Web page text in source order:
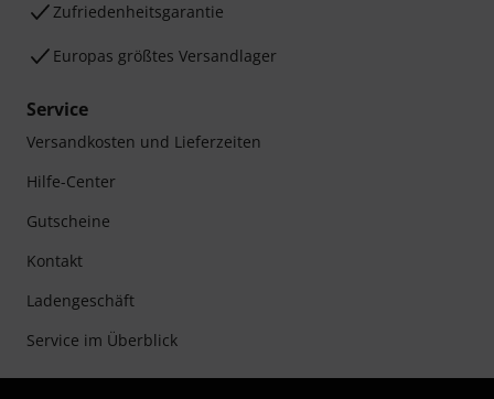
Zufriedenheitsgarantie
Europas größtes Versandlager
Service
Versandkosten und Lieferzeiten
Hilfe-Center
Gutscheine
Kontakt
Ladengeschäft
Service im Überblick